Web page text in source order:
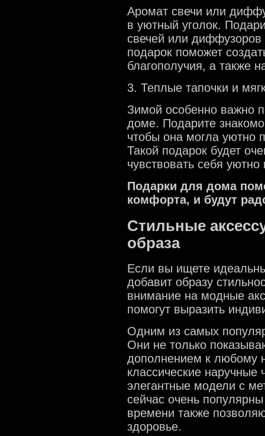
Аромат свечи или
в уютный уголок.
свечей или
подарок поможет
благополучия, а также
3. Теплые тапочки и
Зимой особенно важно
доме. Подарите
чтобы она могла уютно
Такой подарок будет
чувствовать себя
Подарки для дома
комфорта, и будут
Стильные
образа
Если вы ищете
добавит образу
внимание на модные
помогут выразить
Одним из самых
Они не только
дополнением к любому
классические
элегантные модели с
сейчас очень
времени также
здоровье.